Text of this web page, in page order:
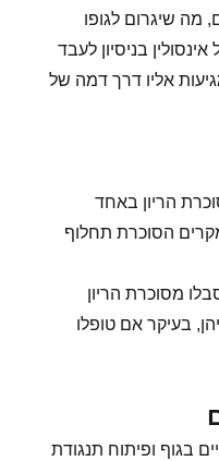
מה שיגרום לגופו
בניסיון לעבד
אליו דרך דמה של
הריון באחד
הסוכרת תחלוף
אשר סבלו מסוכרת הריון
בהמשך חייהן, בעיקר אם טופלו
בגוף ופיתוח תנגודת